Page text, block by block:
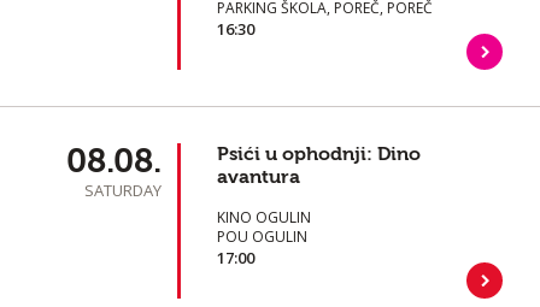
PARKING ŠKOLA, POREČ, POREČ
16:30
08.08.
SATURDAY
Psići u ophodnji: Dino
avantura
KINO OGULIN
POU OGULIN
17:00